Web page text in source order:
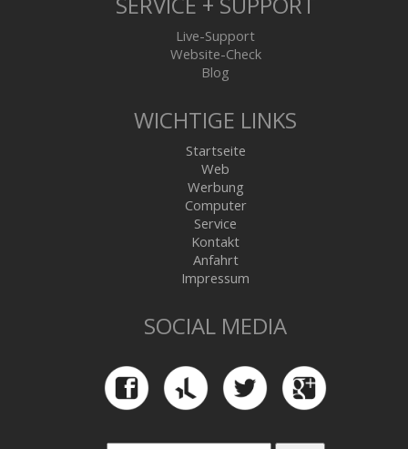
Live-Support
Website-Check
Blog
WICHTIGE LINKS
Startseite
Web
Werbung
Computer
Service
Kontakt
Anfahrt
Impressum
SOCIAL MEDIA